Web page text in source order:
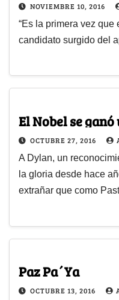
NOVIEMBRE 10, 2016
“Es la primera vez
candidato surgido del
El Nobel se
OCTUBRE 27, 2016
A Dylan, un
la gloria desde hace
extrañar que como
Paz Pa´Ya
OCTUBRE 13, 2016